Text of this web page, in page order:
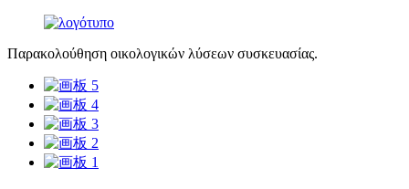
Παρακολούθηση οικολογικών λύσεων συσκευασίας.